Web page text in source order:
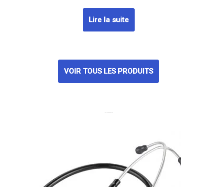
Lire la suite
VOIR TOUS LES PRODUITS